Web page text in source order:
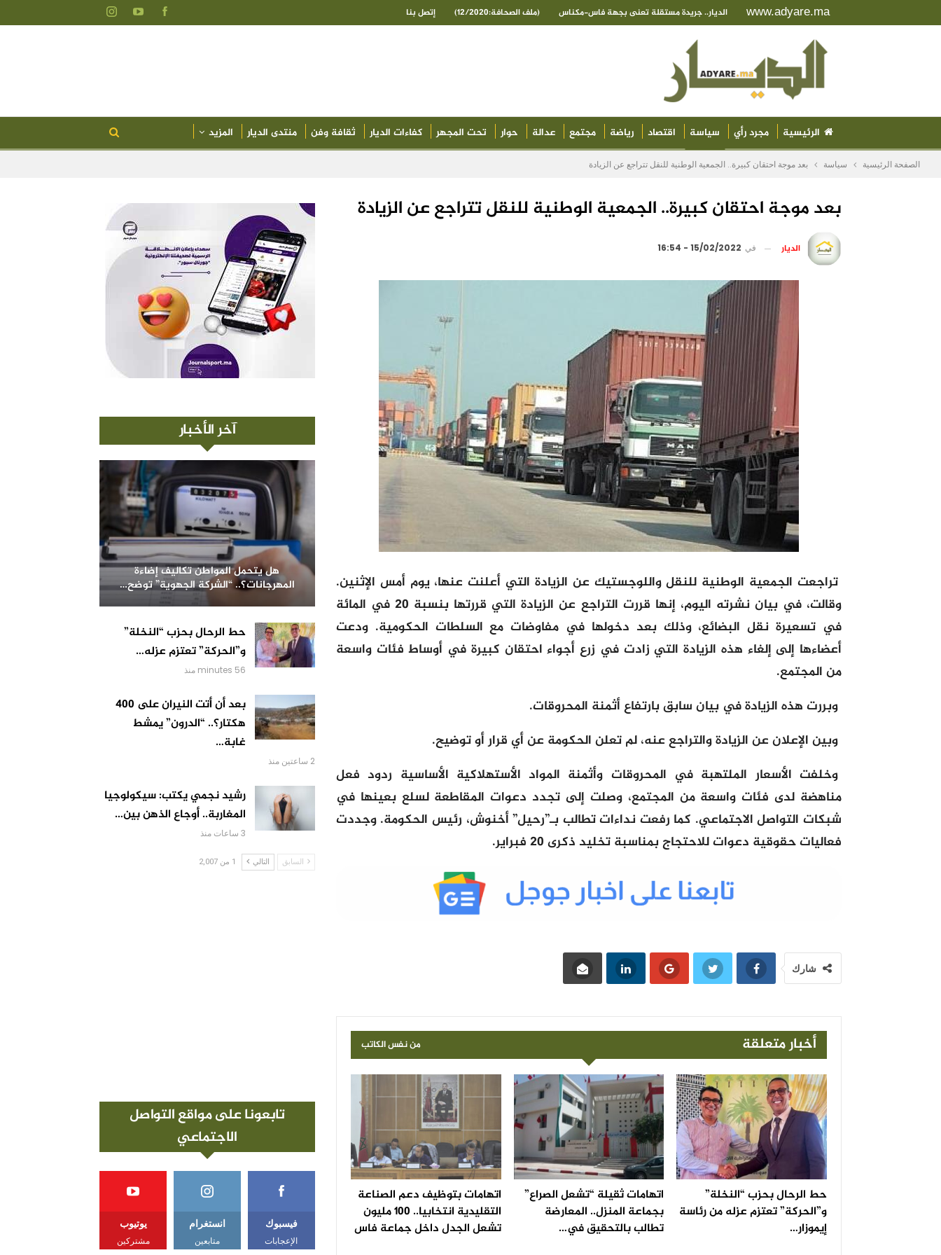
www.adyare.ma الديار.. جريدة مستقلة تعنى بجهة فاس-مكناس (ملف الصحافة:12/2020) إتصل بنا
الرئيسية مجرد رأي سياسة اقتصاد رياضة مجتمع عدالة حوار تحت المجهر كفاءات الديار ثقافة وفن منتدى الديار المزيد
الصفحة الرئيسية سياسة بعد موجة احتقان كبيرة.. الجمعية الوطنية للنقل تتراجع عن الزيادة
بعد موجة احتقان كبيرة.. الجمعية الوطنية للنقل تتراجع عن الزيادة
الديار في 15/02/2022 - 16:54
تراجعت الجمعية الوطنية للنقل واللوجستيك عن الزيادة التي أعلنت عنها، يوم أمس الإثنين.
وقالت، في بيان نشرته اليوم، إنها قررت التراجع عن الزيادة التي قررتها بنسبة 20 في المائة
في تسعيرة نقل البضائع، وذلك بعد دخولها في مفاوضات مع السلطات الحكومية. ودعت
أعضاءها إلى إلغاء هذه الزيادة التي زادت في زرع أجواء احتقان كبيرة في أوساط فئات واسعة
من المجتمع.
وبررت هذه الزيادة في بيان سابق بارتفاع أثمنة المحروقات.
وبين الإعلان عن الزيادة والتراجع عنه، لم تعلن الحكومة عن أي قرار أو توضيح.
وخلفت الأسعار الملتهبة في المحروقات وأثمنة المواد الأستهلاكية الأساسية ردود فعل
مناهضة لدى فئات واسعة من المجتمع، وصلت إلى تجدد دعوات المقاطعة لسلع بعينها في
شبكات التواصل الاجتماعي. كما رفعت نداءات تطالب بـ”رحيل” أخنوش، رئيس الحكومة. وجددت
فعاليات حقوقية دعوات للاحتجاج بمناسبة تخليد ذكرى 20 فبراير.
شارك
أخبار متعلقة من نفس الكاتب
حط الرحال بحزب “النخلة”
و”الحركة” تعتزم عزله من رئاسة
إيموزار…
اتهامات ثقيلة “تشعل الصراع”
بجماعة المنزل.. المعارضة
تطالب بالتحقيق في…
اتهامات بتوظيف دعم الصناعة
التقليدية انتخابيا.. 100 مليون
تشعل الجدل داخل جماعة فاس
آخر الأخبار
هل يتحمل المواطن تكاليف إضاءة
المهرجانات؟.. “الشركة الجهوية” توضح…
حط الرحال بحزب “النخلة”
و”الحركة” تعتزم عزله…
56 minutes منذ
بعد أن أتت النيران على 400
هكتار؟.. “الدرون” يمشط
غابة…
2 ساعتين منذ
رشيد نجمي يكتب: سيكولوجيا
المغاربة.. أوجاع الذهن بين…
3 ساعات منذ
السابق التالي 1 من 2,007
تابعونا على مواقع التواصل
الاجتماعي
فيسبوك
الإعجابات
انستغرام
متابعين
يوتيوب
مشتركين